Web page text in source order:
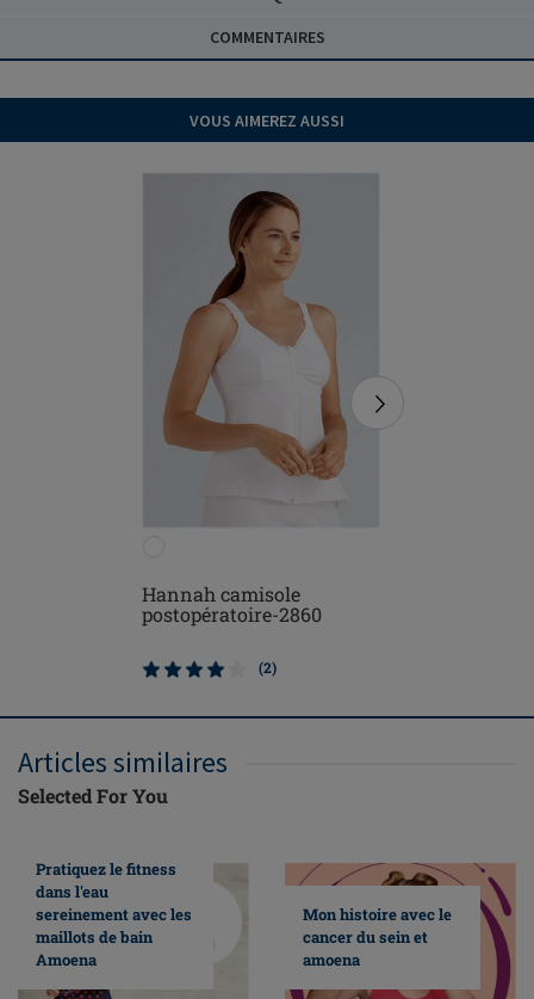
COMMENTAIRES
VOUS AIMEREZ AUSSI
Hannah camisole
postopératoire-2860
(2)
Articles similaires
Selected For You
Pratiquez le fitness
dans l'eau
sereinement avec les
maillots de bain
Amoena
Mon histoire avec le
cancer du sein et
amoena